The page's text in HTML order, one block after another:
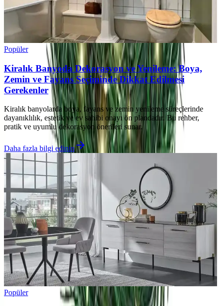
Popüler
Kiralık Banyoda Dekorasyon ve Yenileme: Boya,
Zemin ve Fayans Seçiminde Dikkat Edilmesi
Gerekenler
Kiralık banyolarda boya, fayans ve zemin yenileme süreçlerinde
dayanıklılık, estetik ve ev sahibi onayı ön plandadır. Bu rehber,
pratik ve uyumlu dekorasyon önerileri sunar.
Daha fazla bilgi edinin
Popüler